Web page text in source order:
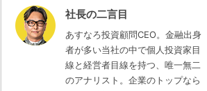
社長の二言目
あすなろ投資顧問CEO。金融出身
者が多い当社の中で個人投資家目
線と経営者目線を持つ、唯一無二
のアナリスト。企業のトップなら